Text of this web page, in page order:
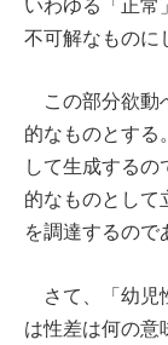
不可解なものに
この部分欲動
的なものとする
して生成する
的なものとして
を調達するので
さて、「幼児
は性差は何の意